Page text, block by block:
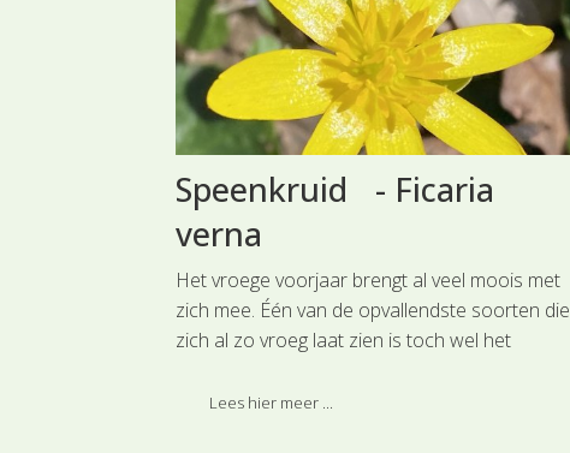
Speenkruid - Ficaria
verna
Het vroege voorjaar brengt al veel moois met
zich mee. Één van de opvallendste soorten die
zich al zo vroeg laat zien is toch wel het
genoemd. In razendsnel tempo bedekken ze
Lees hier meer ...